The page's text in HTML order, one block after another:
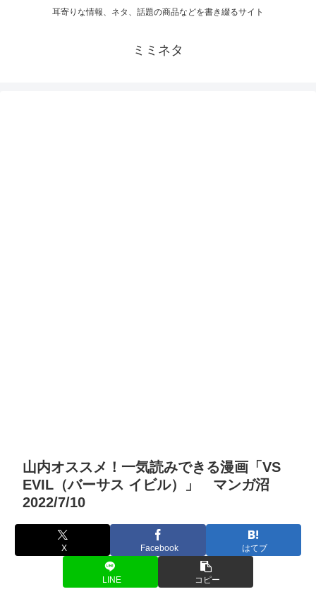
耳寄りな情報、ネタ、話題の商品などを書き綴るサイト
ミミネタ
山内オススメ！一気読みできる漫画「VS
EVIL（バーサス イビル）」 マンガ沼
2022/7/10
X Facebook はてブ
LINE コピー